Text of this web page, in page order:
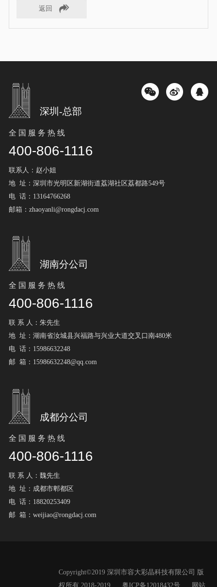
返回
深圳-总部
全 国 服 务 热 线
400-806-1116
联系人：赵小姐
地 址：深圳市光明区新湖街道荔湖社区荔都路549号
电 话：13164766268
邮箱：zhaoyanli@rongdacj.com
湖南分公司
全 国 服 务 热 线
400-806-1116
联 系 人：朱先生
地 址：湖南省汝城县兴福路与兴业大道交叉口南480米
电 话：15986632248
邮 箱：15986632248@qq.com
成都分公司
全 国 服 务 热 线
400-806-1116
联 系 人：魏先生
地 址：成都市郫都区
电 话：18820253409
邮 箱：weijiao@rongdacj.com
Copyright©2019 深圳市容大彩晶科技有限公司 版
权所有 2018-2019
粤ICP备12018432号 网站